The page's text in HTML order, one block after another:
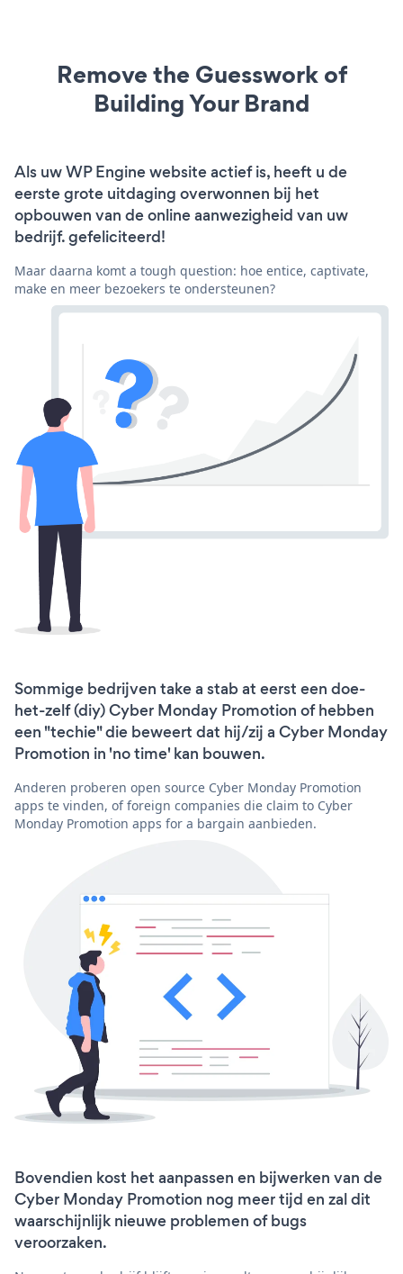
Remove the Guesswork of
Building Your Brand
Als uw WP Engine website actief is, heeft u de
eerste grote uitdaging overwonnen bij het
opbouwen van de online aanwezigheid van uw
bedrijf. gefeliciteerd!
Maar daarna komt a tough question: hoe entice, captivate,
make en meer bezoekers te ondersteunen?
Sommige bedrijven take a stab at eerst een doe-
het-zelf (diy) Cyber Monday Promotion of hebben
een "techie" die beweert dat hij/zij a Cyber Monday
Promotion in 'no time' kan bouwen.
Anderen proberen open source Cyber Monday Promotion
apps te vinden, of foreign companies die claim to Cyber
Monday Promotion apps for a bargain aanbieden.
Bovendien kost het aanpassen en bijwerken van de
Cyber Monday Promotion nog meer tijd en zal dit
waarschijnlijk nieuwe problemen of bugs
veroorzaken.